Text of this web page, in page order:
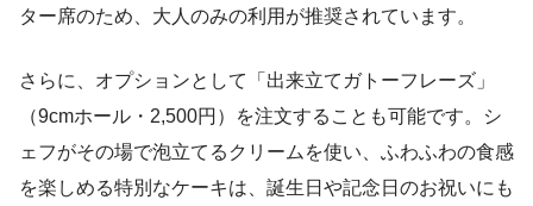
ター席のため、大人のみの利用が推奨されています。
さらに、オプションとして「出来立てガトーフレーズ」
（9cmホール・2,500円）を注文することも可能です。シ
ェフがその場で泡立てるクリームを使い、ふわふわの食感
を楽しめる特別なケーキは、誕生日や記念日のお祝いにも